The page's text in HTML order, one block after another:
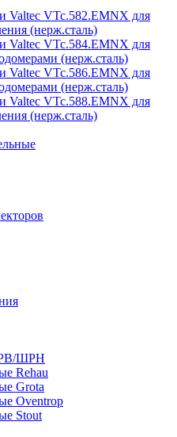
Valtec VTc.582.EMNX для
(нерж.сталь)
Valtec VTc.584.EMNX для
(нерж.сталь)
Valtec VTc.586.EMNX для
(нерж.сталь)
Valtec VTc.588.EMNX для
(нерж.сталь)
ШРН
Rehau
Grota
Oventrop
Stout